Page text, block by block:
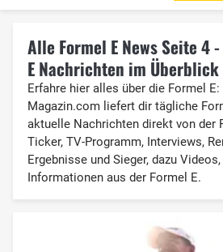
Alle Formel E News Seite 4
E Nachrichten im Überblick
Erfahre hier alles über die Formel
Magazin.com liefert dir tägliche
aktuelle Nachrichten direkt von der
Ticker, TV-Programm, Interviews,
Ergebnisse und Sieger, dazu
Informationen aus der Formel E.